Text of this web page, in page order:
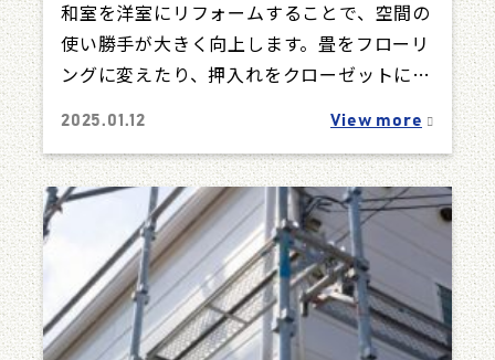
洋室 #リフォーム #和室から洋室
和室を洋室にリフォームすることで、空間の
使い勝手が大きく向上します。畳をフローリ
ングに変えたり、押入れをクローゼットにし
2025.01.12 View more